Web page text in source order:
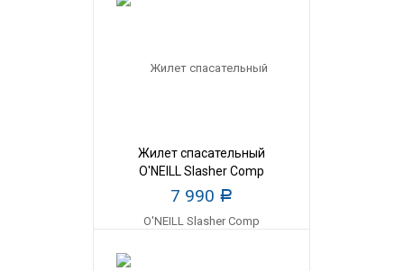
Жилет спасательный
O'NEILL Slasher Comp
7 990 Р